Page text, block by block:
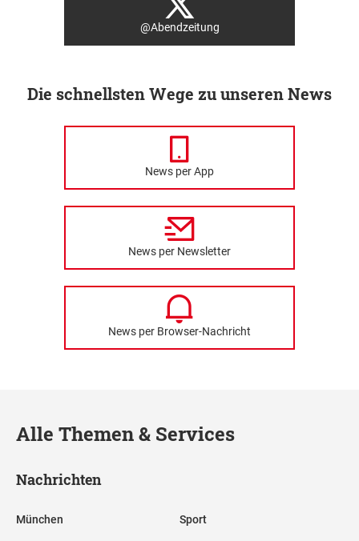
@Abendzeitung
Die schnellsten Wege zu unseren News
News per App
News per Newsletter
News per Browser-Nachricht
Alle Themen & Services
Nachrichten
München Sport